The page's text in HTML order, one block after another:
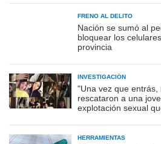
FRENO AL DELITO
Nación se sumó al
bloquear los
provincia
INVESTIGACIÓN
"Una vez que entrás,
rescataron a una
explotación sexual
HERRAMIENTAS